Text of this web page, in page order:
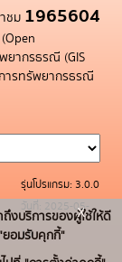
ชม 1965604
ยากรธรณี (GIS
ารทรัพยากรธรณี
รุ่นโปรแกรม: 3.0.0
วันที่: 2025-05-
19
งบริการของผู้ใช้ให้ดี
ยอมรับคุกกี้"
x